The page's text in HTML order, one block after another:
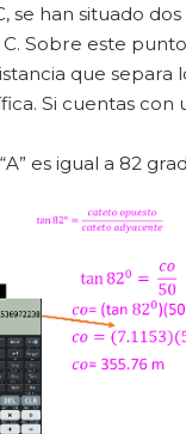
se han situado
Sobre este
que separa
Si cuentas
es igual a 82